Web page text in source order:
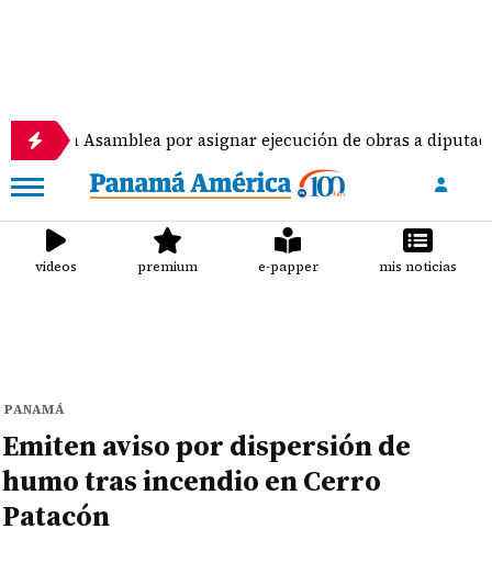
Asamblea por asignar ejecución de obras a diputados
videos premium e-papper mis noticias
PANAMÁ
Emiten aviso por dispersión de
humo tras incendio en Cerro
Patacón